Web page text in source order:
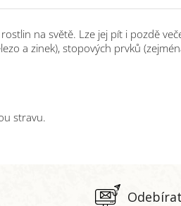
na světě. Lze jej pít i pozdě
a zinek), stopových prvků
stravu.